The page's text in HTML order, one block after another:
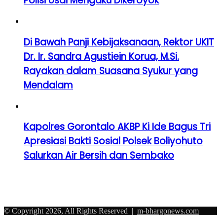
Di Bawah Panji Kebijaksanaan, Rektor UKIT
Dr. Ir. Sandra Agustiein Korua, M.Si.
Rayakan dalam Suasana Syukur yang
Mendalam
Kapolres Gorontalo AKBP Ki Ide Bagus Tri
Apresiasi Bakti Sosial Polsek Boliyohuto
Salurkan Air Bersih dan Sembako
© Copyright 2026, All Rights Reserved | m-bhargonews.com